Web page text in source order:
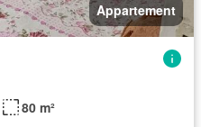
Appartement
80 m²